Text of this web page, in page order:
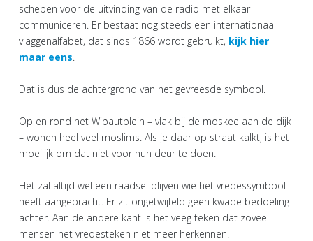
schepen voor de uitvinding van de radio met elkaar
communiceren. Er bestaat nog steeds een internationaal
vlaggenalfabet, dat sinds 1866 wordt gebruikt, kijk hier
maar eens
Dat is dus de achtergrond van het gevreesde symbool.
Op en rond het Wibautplein – vlak bij de moskee aan de dijk
– wonen heel veel moslims. Als je daar op straat kalkt, is het
moeilijk om dat niet voor hun deur te doen.
Het zal altijd wel een raadsel blijven wie het vredessymbool
heeft aangebracht. Er zit ongetwijfeld geen kwade bedoeling
achter. Aan de andere kant is het veeg teken dat zoveel
mensen het vredesteken niet meer herkennen.